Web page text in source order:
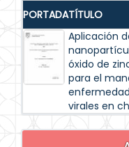
PORTADATÍTULO
Aplicación
óxido de
para el
virales en